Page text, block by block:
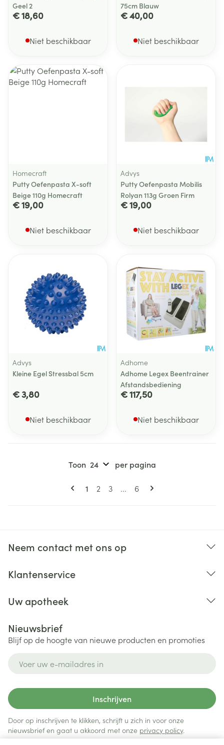
Geel 2
€ 18,60
Niet beschikbaar
75cm Blauw
€ 40,00
Niet beschikbaar
Homecraft
Putty Oefenpasta X-soft
Beige 110g Homecraft
€ 19,00
Niet beschikbaar
Advys
Putty Oefenpasta Mobilis
Rolyan 113g Groen Firm
€ 19,00
Niet beschikbaar
Advys
Kleine Egel Stressbal 5cm
€ 3,80
Niet beschikbaar
Adhome
Adhome Legex Beentrainer
Afstandsbediening
€ 117,50
Niet beschikbaar
Pagina's
U lees momenteel pagina
1 Pagina
2 Pagina
3 ... Pagina
6
Toon per pagina
Neem contact met ons op
Klantenservice
Uw apotheek
Nieuwsbrief
Blijf op de hoogte van nieuwe producten en promoties
Inschrijven
Door op inschrijven te klikken, schrijft u zich in voor onze
nieuwsbrief en gaat u akkoord met onze privacy policy.